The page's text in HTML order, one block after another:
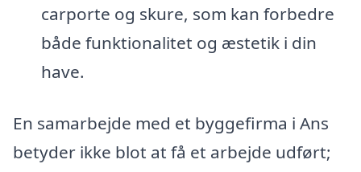
carporte og skure, som kan forbedre
både funktionalitet og æstetik i din
have.
En samarbejde med et byggefirma i Ans
betyder ikke blot at få et arbejde udført;